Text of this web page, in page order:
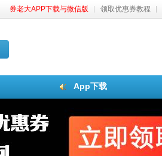
券老大APP下载与微信版 领取优惠券教程
App下载